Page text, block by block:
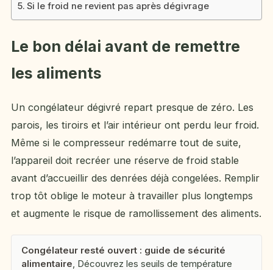
Si le froid ne revient pas après dégivrage
Le bon délai avant de remettre
les aliments
Un congélateur dégivré repart presque de zéro. Les
parois, les tiroirs et l’air intérieur ont perdu leur froid.
Même si le compresseur redémarre tout de suite,
l’appareil doit recréer une réserve de froid stable
avant d’accueillir des denrées déjà congelées. Remplir
trop tôt oblige le moteur à travailler plus longtemps
et augmente le risque de ramollissement des aliments.
Congélateur resté ouvert : guide de sécurité
alimentaire , Découvrez les seuils de température